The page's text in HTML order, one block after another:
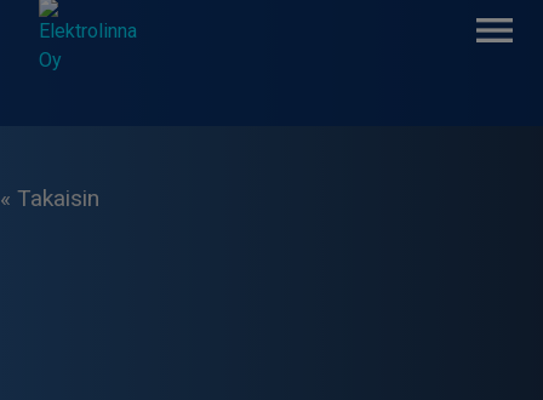
content
« Takaisin